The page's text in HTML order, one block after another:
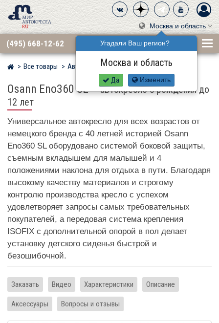
Москва и область
Угадали Ваш регион?
Москва и область
Да Изменить
(495) 668-12-62
Мир детских автокресел
Все товары Автокресла по бренду OSANN
Osann Eno360 SL–автокресло с рождения до
12 лет
Универсальное автокресло для всех возрастов от
немецкого бренда с 40 летней историей Osann
Eno360 SL оборудовано системой боковой защиты,
съемным вкладышем для малышей и 4
положениями наклона для отдыха в пути. Благодаря
высокому качеству материалов и строгому
контролю производства кресло с успехом
удовлетворяет запросы самых требовательных
покупателей, а передовая система крепления
ISOFIX с дополнительной опорой в пол делает
установку детского сиденья быстрой и
безошибочной.
Заказать Видео Характеристики Описание
Аксессуары Вопросы и отзывы